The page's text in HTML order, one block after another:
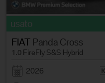
usato
FIAT Panda Cross
1.0 FireFly S&S Hybrid
2026